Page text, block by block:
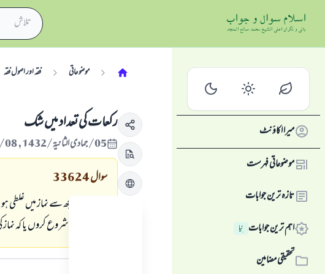
میرا اکاؤنٹ
موضوعاتی فہرست
تازہ ترین جوابات
اہم ترین جوابات نِیا
تحقیقی مضامین
موضوعاتی فقہ اور اصول فقہ
ركعات كى تعداد ميں شك
05/جمادى الثانية/1432 , 08/مئی/2011
سوال33624
ميں اوقات مجھ سے نماز ميں غلطى
سرے سے شروع كروں يا كہ نماز